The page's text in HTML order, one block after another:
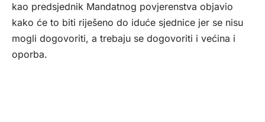
kao predsjednik Mandatnog povjerenstva objavio
kako će to biti riješeno do iduće sjednice jer se nisu
mogli dogovoriti, a trebaju se dogovoriti i većina i
oporba.